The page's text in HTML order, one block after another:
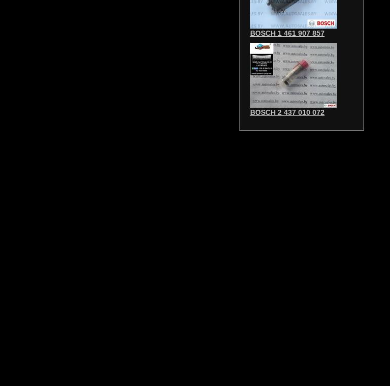
BOSCH 1 461 907 857
BOSCH 2 437 010 072